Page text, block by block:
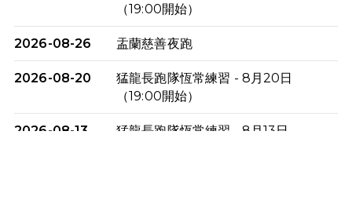
（19:00開始）
2026-08-26 盂蘭慈善夜跑
2026-08-20
猛龍長跑隊恆常練習 - 8月20日
（19:00開始）
2026-08-13
猛龍長跑隊恆常練習 - 8月13日